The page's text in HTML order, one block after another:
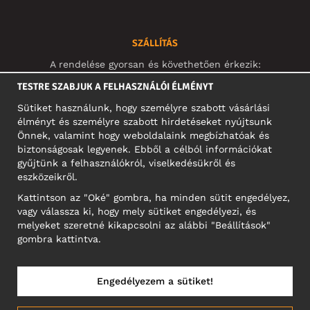
SZÁLLÍTÁS
A rendelése gyorsan és követhetően érkezik:
KÖZÖSSÉGI MÉDIA
A CÉG CÍME
Motley Denim Europe OÜ
Narva mnt 5, EE-10117 Tallinn
NB! Ne küldjön visszárut erre a címre!
TESTRE SZABJUK A FELHASZNÁLÓI ÉLMÉNYT
Sütiket használunk, hogy személyre szabott vásárlási
élményt és személyre szabott hirdetéseket nyújtsunk
Önnek, valamint hogy weboldalaink megbízhatóak és
biztonságosak legyenek. Ebből a célból információkat
gyűjtünk a felhasználókról, viselkedésükről és
eszközeikről.
Kattintson az "Oké" gombra, ha minden sütit engedélyez,
vagy válassza ki, hogy mely sütiket engedélyezi, és
melyeket szeretné kikapcsolni az alábbi "Beállítások"
gombra kattintva.
Engedélyezem a sütiket!